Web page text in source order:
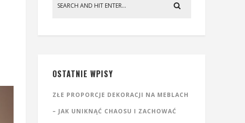
OSTATNIE WPISY
ZŁE PROPORCJE DEKORACJI NA MEBLACH
– JAK UNIKNĄĆ CHAOSU I ZACHOWAĆ